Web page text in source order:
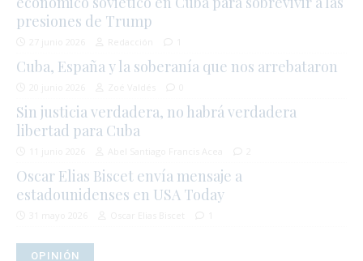
presiones de Trump
Cuba, España y la soberanía que nos arrebataron
Sin justicia verdadera, no habrá verdadera
libertad para Cuba
Oscar Elias Biscet envía mensaje a
estadounidenses en USA Today
OPINIÓN